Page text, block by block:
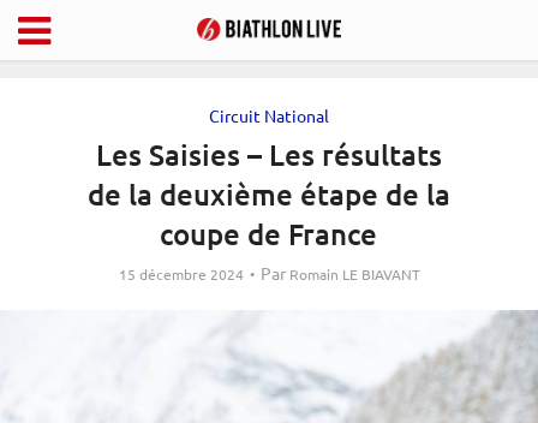
Circuit National
Les Saisies – Les résultats
de la deuxième étape de la
coupe de France
15 décembre 2024 Par Romain LE BIAVANT